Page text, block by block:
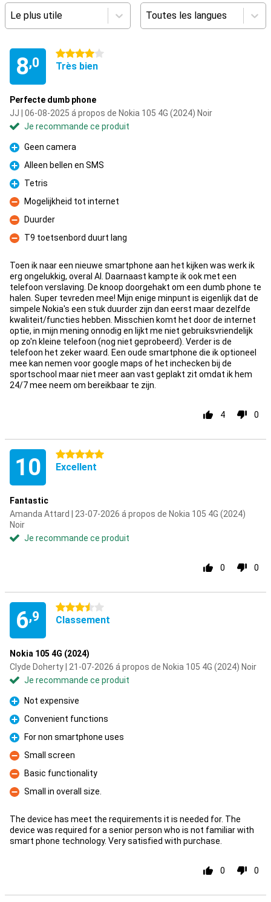
Le plus utile Toutes les langues
8,0
4 étoiles
Très bien
Perfecte dumb phone
JJ | 06-08-2025 á propos de Nokia 105 4G (2024) Noir
Je recommande ce produit
Pour
Geen camera
Pour
Alleen bellen en SMS
Pour
Tetris
Contre
Mogelijkheid tot internet
Contre
Duurder
Contre
T9 toetsenbord duurt lang
Toen ik naar een nieuwe smartphone aan het kijken was werk ik
erg ongelukkig, overal AI. Daarnaast kampte ik ook met een
telefoon verslaving. De knoop doorgehakt om een dumb phone te
halen. Super tevreden mee! Mijn enige minpunt is eigenlijk dat de
simpele Nokia's een stuk duurder zijn dan eerst maar dezelfde
kwaliteit/functies hebben. Misschien komt het door de internet
optie, in mijn mening onnodig en lijkt me niet gebruiksvriendelijk
op zo'n kleine telefoon (nog niet geprobeerd). Verder is de
telefoon het zeker waard. Een oude smartphone die ik optioneel
mee kan nemen voor google maps of het inchecken bij de
sportschool maar niet meer aan vast geplakt zit omdat ik hem
24/7 mee neem om bereikbaar te zijn.
4 0
10 5 étoiles
Excellent
Fantastic
Amanda Attard | 23-07-2026 á propos de Nokia 105 4G (2024)
Noir
Je recommande ce produit
0 0
6,9
3.5 étoiles
Classement
Nokia 105 4G (2024)
Clyde Doherty | 21-07-2026 á propos de Nokia 105 4G (2024) Noir
Je recommande ce produit
Pour
Not expensive
Pour
Convenient functions
Pour
For non smartphone uses
Contre
Small screen
Contre
Basic functionality
Contre
Small in overall size.
The device has meet the requirements it is needed for. The
device was required for a senior person who is not familiar with
smart phone technology. Very satisfied with purchase.
0 0